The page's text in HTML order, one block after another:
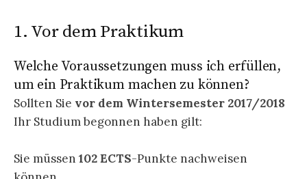
1. Vor dem Praktikum
Welche Voraussetzungen muss ich erfüllen,
um ein Praktikum machen zu können?
Sollten Sie vor dem Wintersemester 2017/2018
Ihr Studium begonnen haben gilt:
Sie müssen 102 ECTS-Punkte nachweisen